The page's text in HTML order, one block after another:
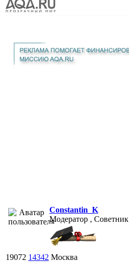
Constantin_K
Модератор , Советник
19072 14342 Москва